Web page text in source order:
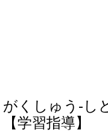
がくしゅう‐し
【学習指導】